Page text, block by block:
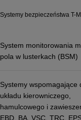
Systemy bezpieczeństwa T-
System monitorowania
pola w lusterkach (BSM)
Systemy wspomagające
układu kierowniczego,
hamulcowego i
EBD, BA, VSC, TRC,